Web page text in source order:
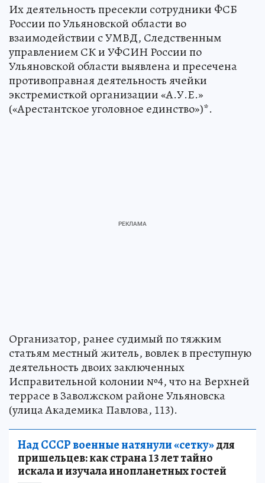
Их деятельность пресекли сотрудники ФСБ
России по Ульяновской области во
взаимодействии с УМВД, Следственным
управлением СК и УФСИН России по
Ульяновской области выявлена и пресечена
противоправная деятельность ячейки
экстремисткой организации «А.У.Е.»
(«Арестантское уголовное единство»)*.
Организатор, ранее судимый по тяжким
статьям местный житель, вовлек в преступную
деятельность двоих заключенных
Исправительной колонии №4, что на Верхней
террасе в Заволжском районе Ульяновска
(улица Академика Павлова, 113).
Над СССР военные натянули «сетку»для
пришельцев: как страна 13 лет тайно
искала и изучала инопланетных гостей